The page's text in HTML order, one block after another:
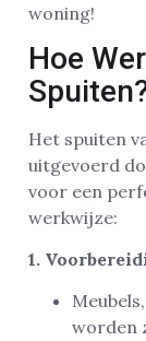
woning!
Hoe
Het spuiten
uitgevoerd
voor een
werkwijze:
1.
worden